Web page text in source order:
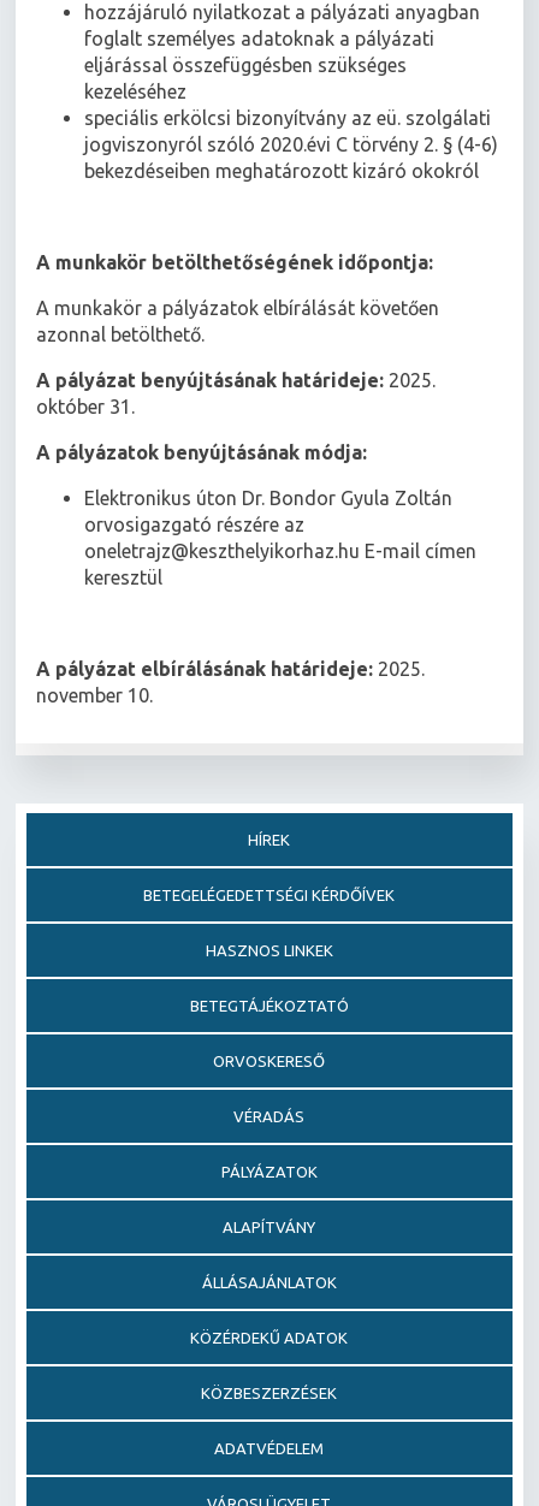
hozzájáruló nyilatkozat a pályázati anyagban
foglalt személyes adatoknak a pályázati
eljárással összefüggésben szükséges
kezeléséhez
speciális erkölcsi bizonyítvány az eü. szolgálati
jogviszonyról szóló 2020.évi C törvény 2. § (4-6)
bekezdéseiben meghatározott kizáró okokról
A munkakör betölthetőségének időpontja:
A munkakör a pályázatok elbírálását követően
azonnal betölthető.
A pályázat benyújtásának határideje: 2025.
október 31.
A pályázatok benyújtásának módja:
Elektronikus úton Dr. Bondor Gyula Zoltán
orvosigazgató részére az
oneletrajz@keszthelyikorhaz.hu E-mail címen
keresztül
A pályázat elbírálásának határideje: 2025.
november 10.
HÍREK
BETEGELÉGEDETTSÉGI KÉRDŐÍVEK
HASZNOS LINKEK
BETEGTÁJÉKOZTATÓ
ORVOSKERESŐ
VÉRADÁS
PÁLYÁZATOK
ALAPÍTVÁNY
ÁLLÁSAJÁNLATOK
KÖZÉRDEKŰ ADATOK
KÖZBESZERZÉSEK
ADATVÉDELEM